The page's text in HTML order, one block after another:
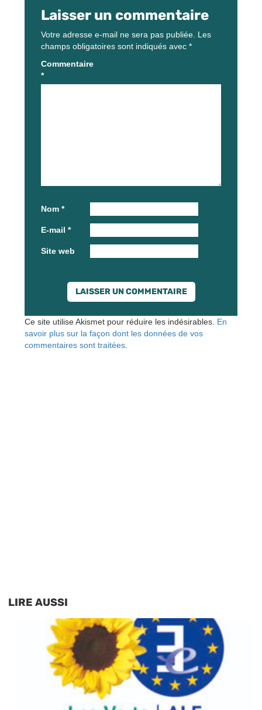
Laisser un commentaire
Votre adresse e-mail ne sera pas publiée. Les
champs obligatoires sont indiqués avec *
Commentaire
*
Nom *
E-mail *
Site web
Ce site utilise Akismet pour réduire les indésirables. En
savoir plus sur la façon dont les données de vos
commentaires sont traitées
LIRE AUSSI